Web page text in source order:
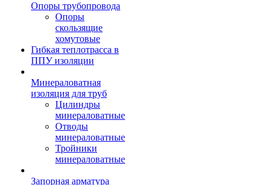
Опоры трубопровода
Опоры
скользящие
хомутовые
Гибкая теплотрасса в
ППУ изоляции
Минераловатная
изоляция для труб
Цилиндры
минераловатные
Отводы
минераловатные
Тройники
минераловатные
Запорная арматура